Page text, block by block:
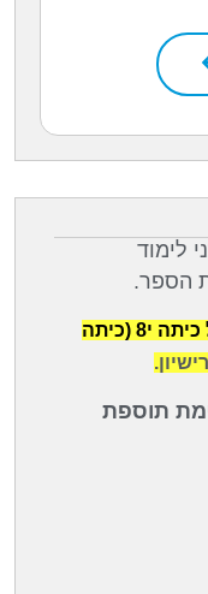
לימוד
הספר.
חבילת הבסיס של כיתה י8 (כיתה
תוספת